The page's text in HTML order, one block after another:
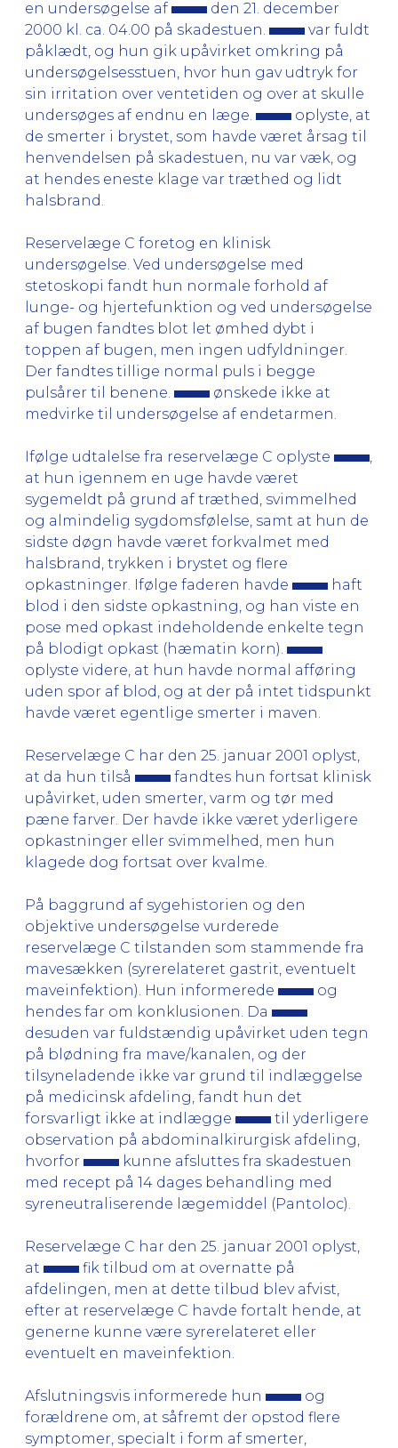
en undersøgelse af
den 21. december
2000 kl. ca. 04.00 på skadestuen.
var fuldt
påklædt, og hun gik upåvirket omkring på
undersøgelsesstuen, hvor hun gav udtryk for
sin irritation over ventetiden og over at skulle
undersøges af endnu en læge.
oplyste, at
de smerter i brystet, som havde været årsag til
henvendelsen på skadestuen, nu var væk, og
at hendes eneste klage var træthed og lidt
halsbrand.
Reservelæge C foretog en klinisk
undersøgelse. Ved undersøgelse med
stetoskopi fandt hun normale forhold af
lunge- og hjertefunktion og ved undersøgelse
af bugen fandtes blot let ømhed dybt i
toppen af bugen, men ingen udfyldninger.
Der fandtes tillige normal puls i begge
pulsårer til benene.
ønskede ikke at
medvirke til undersøgelse af endetarmen.
Ifølge udtalelse fra reservelæge C oplyste
at hun igennem en uge havde været
sygemeldt på grund af træthed, svimmelhed
og almindelig sygdomsfølelse, samt at hun de
sidste døgn havde været forkvalmet med
halsbrand, trykken i brystet og flere
opkastninger. Ifølge faderen havde
haft
blod i den sidste opkastning, og han viste en
pose med opkast indeholdende enkelte tegn
på blodigt opkast (hæmatin korn).
oplyste videre, at hun havde normal afføring
uden spor af blod, og at der på intet tidspunkt
havde været egentlige smerter i maven.
Reservelæge C har den 25. januar 2001 oplyst,
at da hun tilså
fandtes hun fortsat klinisk
upåvirket, uden smerter, varm og tør med
pæne farver. Der havde ikke været yderligere
opkastninger eller svimmelhed, men hun
klagede dog fortsat over kvalme.
På baggrund af sygehistorien og den
objektive undersøgelse vurderede
reservelæge C tilstanden som stammende fra
mavesækken (syrerelateret gastrit, eventuelt
maveinfektion). Hun informerede
og
hendes far om konklusionen. Da
desuden var fuldstændig upåvirket uden tegn
på blødning fra mave/kanalen, og der
tilsyneladende ikke var grund til indlæggelse
på medicinsk afdeling, fandt hun det
forsvarligt ikke at indlægge
til yderligere
observation på abdominalkirurgisk afdeling,
hvorfor
kunne afsluttes fra skadestuen
med recept på 14 dages behandling med
syreneutraliserende lægemiddel (Pantoloc).
Reservelæge C har den 25. januar 2001 oplyst,
at
fik tilbud om at overnatte på
afdelingen, men at dette tilbud blev afvist,
efter at reservelæge C havde fortalt hende, at
generne kunne være syrerelateret eller
eventuelt en maveinfektion.
Afslutningsvis informerede hun
og
forældrene om, at såfremt der opstod flere
symptomer, specialt i form af smerter,